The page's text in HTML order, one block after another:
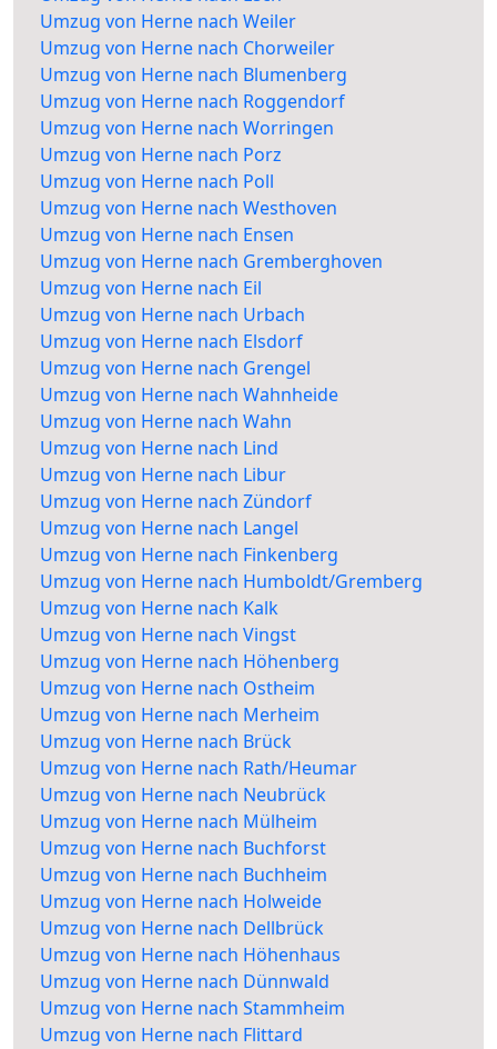
Umzug von Herne nach Weiler
Umzug von Herne nach Chorweiler
Umzug von Herne nach Blumenberg
Umzug von Herne nach Roggendorf
Umzug von Herne nach Worringen
Umzug von Herne nach Porz
Umzug von Herne nach Poll
Umzug von Herne nach Westhoven
Umzug von Herne nach Ensen
Umzug von Herne nach Gremberghoven
Umzug von Herne nach Eil
Umzug von Herne nach Urbach
Umzug von Herne nach Elsdorf
Umzug von Herne nach Grengel
Umzug von Herne nach Wahnheide
Umzug von Herne nach Wahn
Umzug von Herne nach Lind
Umzug von Herne nach Libur
Umzug von Herne nach Zündorf
Umzug von Herne nach Langel
Umzug von Herne nach Finkenberg
Umzug von Herne nach Humboldt/Gremberg
Umzug von Herne nach Kalk
Umzug von Herne nach Vingst
Umzug von Herne nach Höhenberg
Umzug von Herne nach Ostheim
Umzug von Herne nach Merheim
Umzug von Herne nach Brück
Umzug von Herne nach Rath/Heumar
Umzug von Herne nach Neubrück
Umzug von Herne nach Mülheim
Umzug von Herne nach Buchforst
Umzug von Herne nach Buchheim
Umzug von Herne nach Holweide
Umzug von Herne nach Dellbrück
Umzug von Herne nach Höhenhaus
Umzug von Herne nach Dünnwald
Umzug von Herne nach Stammheim
Umzug von Herne nach Flittard